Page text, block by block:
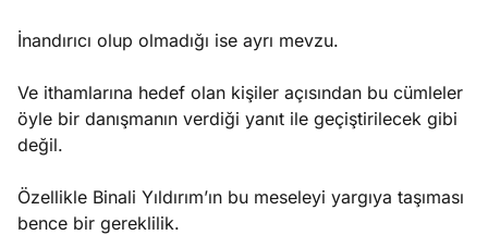
İnandırıcı olup olmadığı ise ayrı mevzu.
Ve ithamlarına hedef olan kişiler açısından bu cümleler
öyle bir danışmanın verdiği yanıt ile geçiştirilecek gibi
değil.
Özellikle Binali Yıldırım’ın bu meseleyi yargıya taşıması
bence bir gereklilik.